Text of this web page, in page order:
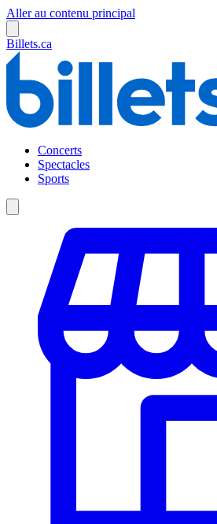
Aller au contenu principal
Billets.ca
Concerts
Spectacles
Sports